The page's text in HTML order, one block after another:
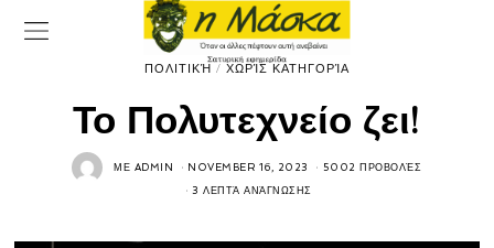
ΠΟΛΙΤΙΚΉ / ΧΩΡΊΣ ΚΑΤΗΓΟΡΊΑ
Το Πολυτεχνείο ζει!
ΜΕ ADMIN NOVEMBER 16, 2023 5002 ΠΡΟΒΟΛΈΣ
3 ΛΕΠΤΆ ΑΝΆΓΝΩΣΗΣ